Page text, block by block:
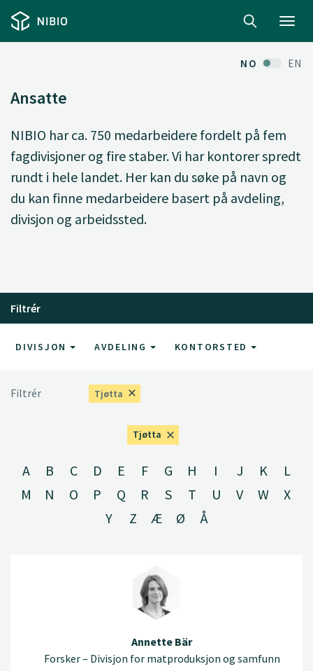
NO EN
Ansatte
NIBIO har ca. 750 medarbeidere fordelt på fem
fagdivisjoner og fire staber. Vi har kontorer spredt
rundt i hele landet. Her kan du søke på navn og
du kan finne medarbeidere basert på avdeling,
divisjon og arbeidssted.
Filtrér
DIVISJON AVDELING KONTORSTED
Filtrér Tjøtta
Tjøtta
A B C D E F G H I J K
L
M
N O P Q R S T U V W
X
Y
Z Æ Ø Å
Annette Bär
Forsker – Divisjon for matproduksjon og samfunn